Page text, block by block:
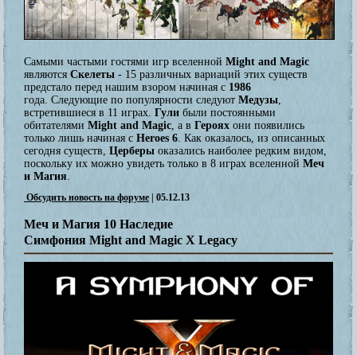
Самыми частыми гостями игр вселенной Might and Magic
являются Скелеты - 15 различных вариаций этих существ
предстало перед нашим взором начиная с 1986
года. Следующие по популярности следуют Медузы
встретившиеся в 11 играх. Гули были постоянными
обитателями Might and Magic , а в Героях они появились
только лишь начиная с Heroes 6 Как оказалось, из описанных
сегодня существ, Церберы оказались наиболее редким видом,
поскольку их можно увидеть только в 8 играх вселенной Меч
и Магия
Обсудить новость на форуме | 05.12.13
Меч и Магия 10 Наследие
Симфония Might and Magic X Legacy